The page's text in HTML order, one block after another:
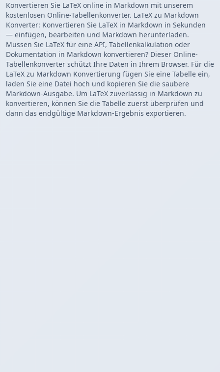
Konvertieren Sie LaTeX online in Markdown mit unserem
kostenlosen Online-Tabellenkonverter. LaTeX zu Markdown
Konverter: Konvertieren Sie LaTeX in Markdown in Sekunden
— einfügen, bearbeiten und Markdown herunterladen.
Müssen Sie LaTeX für eine API, Tabellenkalkulation oder
Dokumentation in Markdown konvertieren? Dieser Online-
Tabellenkonverter schützt Ihre Daten in Ihrem Browser. Für die
LaTeX zu Markdown Konvertierung fügen Sie eine Tabelle ein,
laden Sie eine Datei hoch und kopieren Sie die saubere
Markdown-Ausgabe. Um LaTeX zuverlässig in Markdown zu
konvertieren, können Sie die Tabelle zuerst überprüfen und
dann das endgültige Markdown-Ergebnis exportieren.